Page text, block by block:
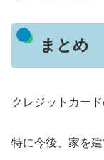
まとめ
クレジットカー
特に今後、家を